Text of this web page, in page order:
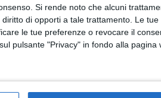
Si rende noto che alcuni
di opporti a tale trattamento. Le
le tue preferenze o revocare il
pulsante "Privacy" in fondo alla pagina